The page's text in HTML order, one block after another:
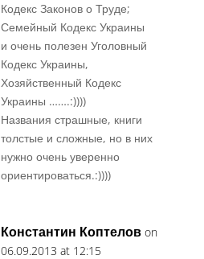
Кодекс Законов о Труде;
Семейный Кодекс Украины
и очень полезен Уголовный
Кодекс Украины,
Хозяйственный Кодекс
Украины …….:))))
Названия страшные, книги
толстые и сложные, но в них
нужно очень уверенно
ориентироваться.:))))
Константин Коптелов on
06.09.2013 at 12:15